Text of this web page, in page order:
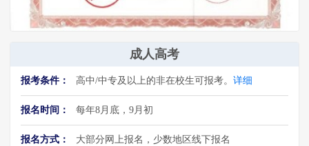
成人高考
报考条件： 高中/中专及以上的非在校生可报考。 详细
报名时间： 每年8月底，9月初
报名方式： 大部分网上报名，少数地区线下报名